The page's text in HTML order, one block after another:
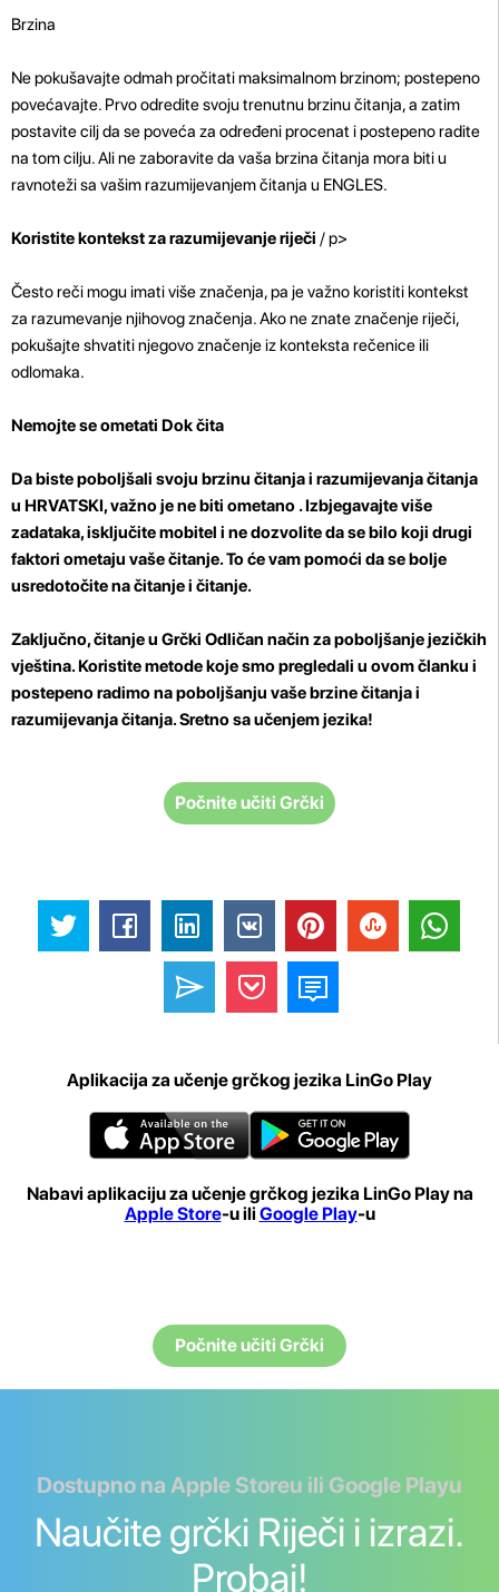
Brzina
Ne pokušavajte odmah pročitati maksimalnom brzinom; postepeno
povećavajte. Prvo odredite svoju trenutnu brzinu čitanja, a zatim
postavite cilj da se poveća za određeni procenat i postepeno radite
na tom cilju. Ali ne zaboravite da vaša brzina čitanja mora biti u
ravnoteži sa vašim razumijevanjem čitanja u ENGLES.
Koristite kontekst za razumijevanje riječi / p>
Često reči mogu imati više značenja, pa je važno koristiti kontekst
za razumevanje njihovog značenja. Ako ne znate značenje riječi,
pokušajte shvatiti njegovo značenje iz konteksta rečenice ili
odlomaka.
Nemojte se ometati Dok čita
Da biste poboljšali svoju brzinu čitanja i razumijevanja čitanja
u HRVATSKI, važno je ne biti ometano . Izbjegavajte više
zadataka, isključite mobitel i ne dozvolite da se bilo koji drugi
faktori ometaju vaše čitanje. To će vam pomoći da se bolje
usredotočite na čitanje i čitanje.
Zaključno, čitanje u Grčki Odličan način za poboljšanje jezičkih
vještina. Koristite metode koje smo pregledali u ovom članku i
postepeno radimo na poboljšanju vaše brzine čitanja i
razumijevanja čitanja. Sretno sa učenjem jezika!
Počnite učiti Grčki
Aplikacija za učenje grčkog jezika LinGo Play
Nabavi aplikaciju za učenje grčkog jezika LinGo Play na
Apple Store-u ili Google Play-u
Počnite učiti Grčki
Dostupno na Apple Storeu ili Google Playu
Naučite grčki Riječi i izrazi.
Probaj!